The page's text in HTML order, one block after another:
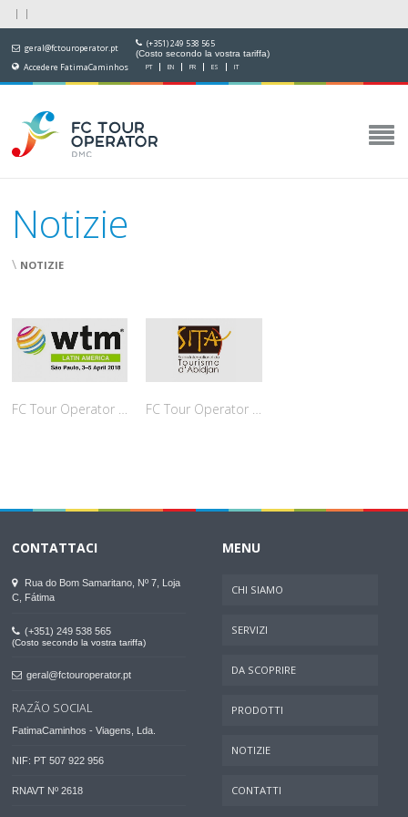
geral@fctouroperator.pt (+351) 249 538 565
(Costo secondo la vostra tariffa)
Accedere FatimaCaminhos PT EN FR ES IT
Notizie
\ NOTIZIE
FC Tour Operator sarà al WTM Latin America FC Tour Operator presso SITA (Abijdan - Costa d'Avorio)
CONTATTACI
Rua do Bom Samaritano, Nº 7, Loja
C, Fátima
(+351) 249 538 565
(Costo secondo la vostra tariffa)
geral@fctouroperator.pt
RAZÃO SOCIAL
FatimaCaminhos - Viagens, Lda.
NIF: PT 507 922 956
RNAVT Nº 2618
MENU
CHI SIAMO
SERVIZI
DA SCOPRIRE
PRODOTTI
NOTIZIE
CONTATTI